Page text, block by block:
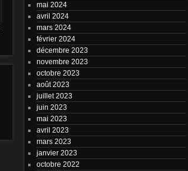
mai 2024
avril 2024
mars 2024
février 2024
décembre 2023
novembre 2023
octobre 2023
août 2023
juillet 2023
juin 2023
mai 2023
avril 2023
mars 2023
janvier 2023
octobre 2022